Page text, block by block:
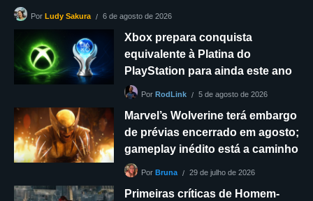
Por Ludy Sakura 6 de agosto de 2026
Xbox prepara conquista
equivalente à Platina do
PlayStation para ainda este ano
Por RodLink 5 de agosto de 2026
Marvel’s Wolverine terá embargo
de prévias encerrado em agosto;
gameplay inédito está a caminho
Por Bruna 29 de julho de 2026
Primeiras críticas de Homem-